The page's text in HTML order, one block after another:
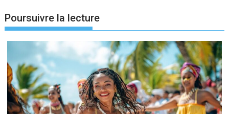
Poursuivre la lecture